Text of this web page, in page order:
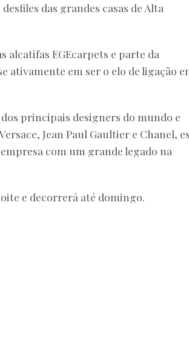
das grandes casas de Alta
alcatifas EGEcarpets e parte da
ativamente em ser o elo de ligação
principais designers do mundo e
Jean Paul Gaultier e Chanel,
com um grande legado na
e decorrerá até domingo.